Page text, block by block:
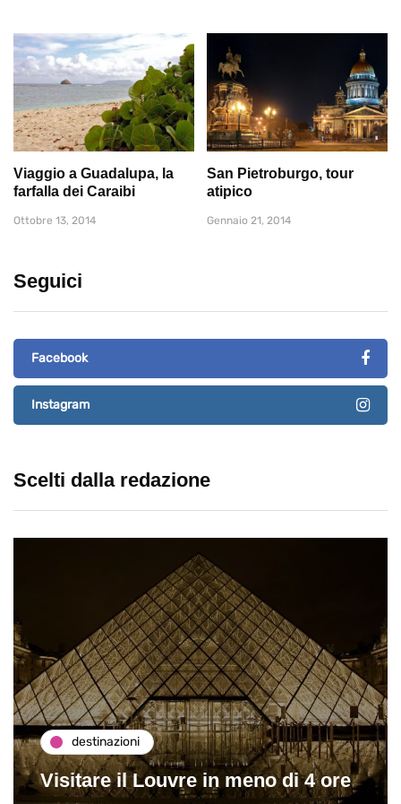
Viaggio a Guadalupa, la
farfalla dei Caraibi
Ottobre 13, 2014
San Pietroburgo, tour
atipico
Gennaio 21, 2014
Seguici
Facebook
Instagram
Scelti dalla redazione
destinazioni
Visitare il Louvre in meno di 4 ore